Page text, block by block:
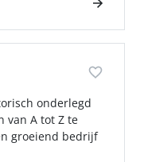
onderlegd
van A tot Z te
groeiend bedrijf